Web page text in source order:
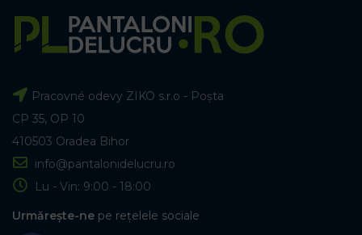
Pracovné odevy ZIKO s.r.o - Poșta
CP 35, OP 10
410503 Oradea Bihor
info@pantalonidelucru.ro
Lu - Vin: 9:00 - 18:00
Urmărește-ne pe rețelele sociale